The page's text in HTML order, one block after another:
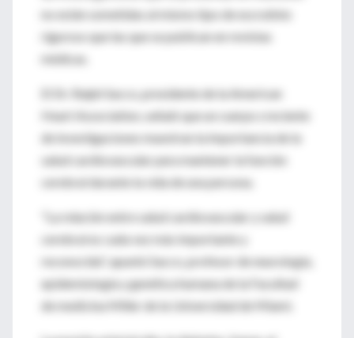
no están sometidas al mismo tipo de escrutinio
riguroso que las que se publican en revistas
médicas.
El Dr. Ralph Sacco, presidente de la American
Heart Association, señaló que un cuerpo creciente
de investigaciones muestran la importancia de la
salud cardiovascular para mantener la función
cerebral durante la vida de una persona.
"La relación entre salud cardiovascular y salud
cerebral es cada vez más importante y
reconocida", apuntó Sacco, profesor de neurología,
epidemiología y genética humana de la Facultad
de medicina Miller de la Universidad de Miami.